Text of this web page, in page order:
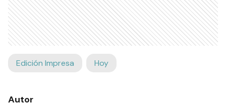
Edición Impresa Hoy
Autor